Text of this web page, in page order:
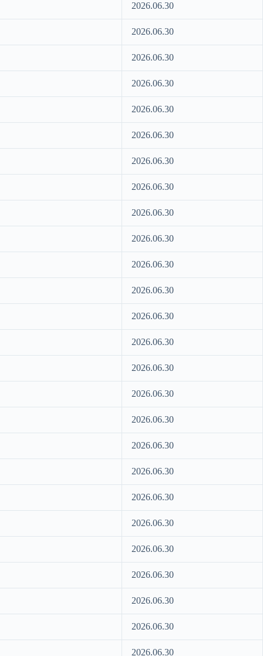
2026.06.30
2026.06.30
2026.06.30
2026.06.30
2026.06.30
2026.06.30
2026.06.30
2026.06.30
2026.06.30
2026.06.30
2026.06.30
2026.06.30
2026.06.30
2026.06.30
2026.06.30
2026.06.30
2026.06.30
2026.06.30
2026.06.30
2026.06.30
2026.06.30
2026.06.30
2026.06.30
2026.06.30
2026.06.30
2026.06.30